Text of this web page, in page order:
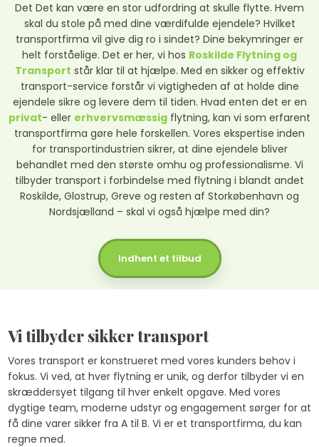
Det Det kan være en stor udfordring at skulle flytte. Hvem
skal du stole på med dine værdifulde ejendele? Hvilket
transportfirma vil give dig ro i sindet? Dine bekymringer er
helt forståelige. Det er her, vi hos Roskilde Flytning og
Transport står klar til at hjælpe. Med en sikker og effektiv
transport-service forstår vi vigtigheden af at holde dine
ejendele sikre og levere dem til tiden. Hvad enten det er en
privat- eller erhvervsmæssig flytning, kan vi som erfarent
transportfirma gøre hele forskellen. Vores ekspertise inden
for transportindustrien sikrer, at dine ejendele bliver
behandlet med den største omhu og professionalisme. Vi
tilbyder transport i forbindelse med flytning i blandt andet
Roskilde, Glostrup, Greve og resten af Storkøbenhavn og
Nordsjælland – skal vi også hjælpe med din?
Indhent et tilbud
Vi tilbyder sikker transport
Vores transport er konstrueret med vores kunders behov i
fokus. Vi ved, at hver flytning er unik, og derfor tilbyder vi en
skræddersyet tilgang til hver enkelt opgave. Med vores
dygtige team, moderne udstyr og engagement sørger for at
få dine varer sikker fra A til B. Vi er et transportfirma, du kan
regne med.